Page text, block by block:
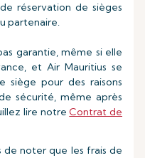
réservation de sièges
partenaire.
garantie, même si elle
et Air Mauritius se
siège pour des raisons
sécurité, même après
lire notreContrat de
de noter que les frais de